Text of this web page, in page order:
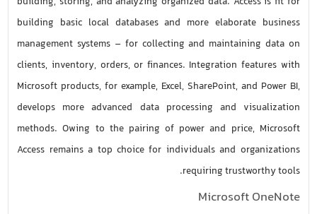
building basic local databases and more elaborate business
management systems – for collecting and maintaining data on
clients, inventory, orders, or finances. Integration features with
Microsoft products, for example, Excel, SharePoint, and Power BI,
develops more advanced data processing and visualization
methods. Owing to the pairing of power and price, Microsoft
Access remains a top choice for individuals and organizations
requiring trustworthy tools.
Microsoft OneNote